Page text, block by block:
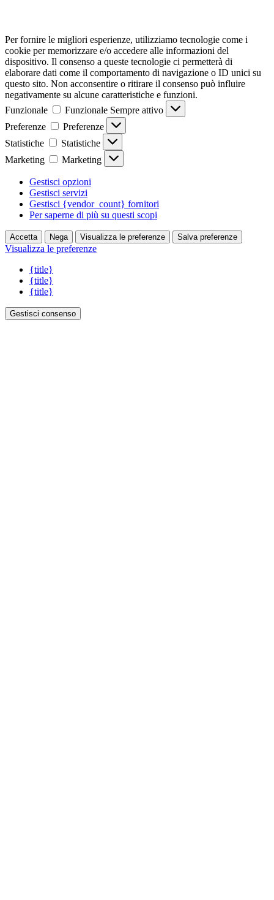
Per fornire le migliori esperienze, utilizziamo tecnologie come i
cookie per memorizzare e/o accedere alle informazioni del
dispositivo. Il consenso a queste tecnologie ci permetterà di
elaborare dati come il comportamento di navigazione o ID unici su
questo sito. Non acconsentire o ritirare il consenso può influire
negativamente su alcune caratteristiche e funzioni.
Funzionale
Funzionale Sempre attivo
Preferenze
Preferenze
Statistiche
Statistiche
Marketing
Marketing
Gestisci opzioni
Gestisci servizi
Gestisci {vendor_count} fornitori
Per saperne di più su questi scopi
Accetta Nega Visualizza le preferenze Salva preferenze
Visualizza le preferenze
{title}
{title}
{title}
Gestisci consenso